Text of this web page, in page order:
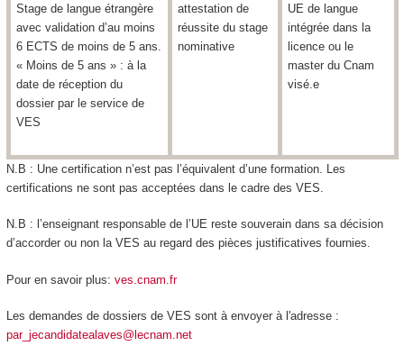
Stage de langue étrangère
avec validation d’au moins
6 ECTS de moins de 5 ans.
« Moins de 5 ans » : à la
date de réception du
dossier par le service de
VES
attestation de
réussite du stage
nominative
UE de langue
intégrée dans la
licence ou le
master du Cnam
visé.e
N.B : Une certification n’est pas l’équivalent d’une formation. Les
certifications ne sont pas acceptées dans le cadre des VES
N.B : l’enseignant responsable de l’UE reste souverain dans sa décision
d’accorder ou non la VES au regard des pièces justificatives fournies.
Pour en savoir plus: ves.cnam.fr
Les demandes de dossiers de VES sont à envoyer à l'adresse :
par_jecandidatealaves@lecnam.net